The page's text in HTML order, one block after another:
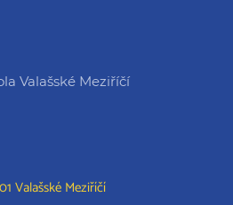
Valašské Meziříčí
Valašské Meziříčí